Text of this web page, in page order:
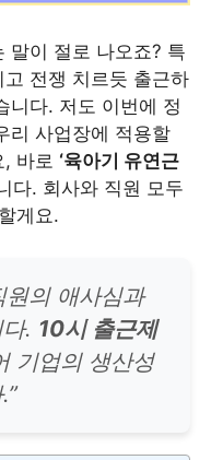
말이 절로 나오죠? 특
전쟁 치르듯 출근하
니다. 저도 이번에 정
리 사업장에 적용할
, 바로 ‘육아기 유연근
다. 회사와 직원 모두
게요.
원의 애사심과
. 10시 출근제
기업의 생산성